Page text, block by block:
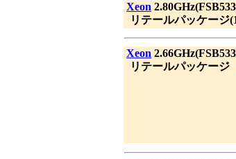
Xeon
リテールパッケージ
Xeon
リテールパッケージ